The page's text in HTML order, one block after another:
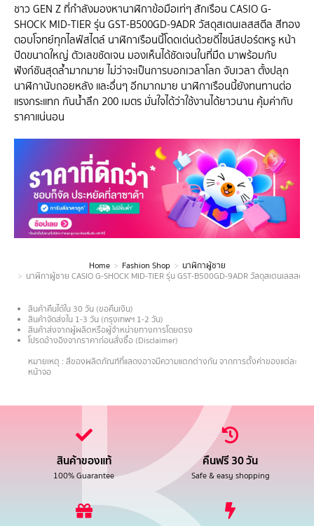
ชาว GEN Z ที่กำลังมองหานาฬิกาข้อมือเท่ๆ สักเรือน CASIO G-
SHOCK MID-TIER รุ่น GST-B500GD-9ADR วัสดุสเตนเลสสตีล สีทอง
ตอบโจทย์ทุกไลฟ์สไตล์ นาฬิกาเรือนนี้โดดเด่นด้วยดีไซน์สปอร์ตหรู หน้า
ปัดขนาดใหญ่ ตัวเลขชัดเจน มองเห็นได้ชัดเจนในที่มืด มาพร้อมกับ
ฟังก์ชันสุดล้ำมากมาย ไม่ว่าจะเป็นการบอกเวลาโลก จับเวลา ตั้งปลุก
นาฬิกานับถอยหลัง และอื่นๆ อีกมากมาย นาฬิกาเรือนนี้ยังทนทานต่อ
แรงกระแทก กันน้ำลึก 200 เมตร มั่นใจได้ว่าใช้งานได้ยาวนาน คุ้มค่ากับ
ราคาแน่นอน
You are here: Home Fashion Shop
นาฬิกาผู้ชาย
นาฬิกาผู้ชาย CASIO G-SHOCK MID-TIER รุ่น GST-B500GD-9ADR วัสดุสเตนเลสสตีล
สินค้าคืนได้ใน 30 วัน (ขอคืนเงิน)
สินค้าจัดส่งใน 1-3 วัน (กรุงเทพฯ 1-2 วัน)
สินค้าส่งจากผู้ผลิตหรือผู้จำหน่ายทางการโดยตรง
โปรดอ้างอิงจากราคาก่อนสั่งซื้อ (Disclaimer)
หมายเหตุ : สีของผลิตภัณฑ์ที่แสดงอาจมีความแตกต่างกัน จากการตั้งค่าของแต่ละ
หน้าจอ
สินค้าของแท้
100% Guarantee
คืนฟรี 30 วัน
Safe & easy shopping